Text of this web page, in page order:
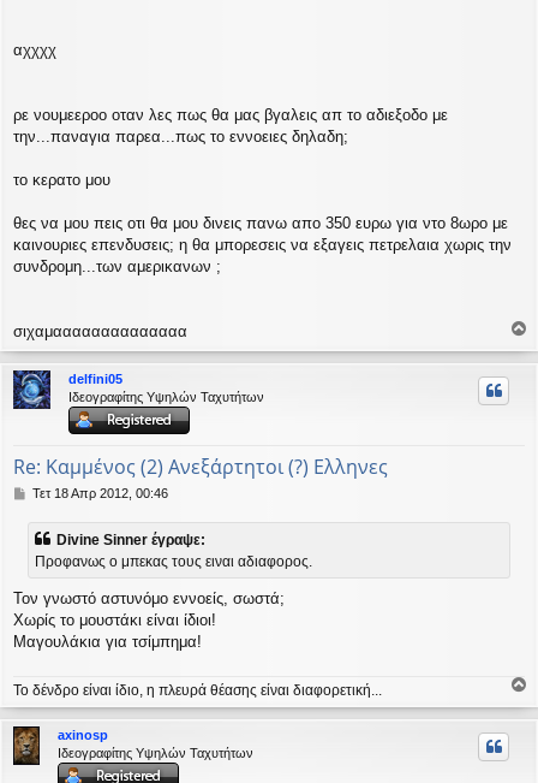
υ
αχχχχ
ρε νουμεεροο οταν λες πως θα μας βγαλεις απ το αδιεξοδο με
την...παναγια παρεα...πως το εννοειες δηλαδη;
το κερατο μου
θες να μου πεις οτι θα μου δινεις πανω απο 350 ευρω για ντο 8ωρο με
καινουριες επενδυσεις; η θα μπορεσεις να εξαγεις πετρελαια χωρις την
συνδρομη...των αμερικανων ;
σιχαμαααααααααααααα
ο
ρ
delfini05
Ιδεογραφίτης Υψηλών Ταχυτήτων
Re: Καμμένος (2) Ανεξάρτητοι (?) Ελληνες
Δ
μ
ε
υ
σ
Τετ 18 Απρ 2012, 00:46
Divine Sinner έγραψε:
Προφανως ο μπεκας τους ειναι αδιαφορος.
Τον γνωστό αστυνόμο εννοείς, σωστά;
Χωρίς το μουστάκι είναι ίδιοι!
Μαγουλάκια για τσίμπημα!
Το δένδρο είναι ίδιο, η πλευρά θέασης είναι διαφορετική...
ρ
axinosp
Ιδεογραφίτης Υψηλών Ταχυτήτων